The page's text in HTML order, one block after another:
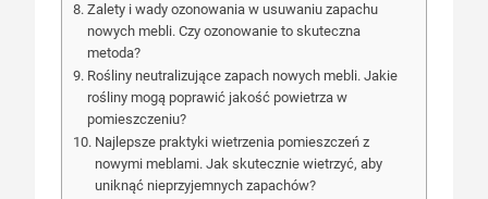
Zalety i wady ozonowania w usuwaniu zapachu
nowych mebli. Czy ozonowanie to skuteczna
metoda?
Rośliny neutralizujące zapach nowych mebli. Jakie
rośliny mogą poprawić jakość powietrza w
pomieszczeniu?
Najlepsze praktyki wietrzenia pomieszczeń z
nowymi meblami. Jak skutecznie wietrzyć, aby
uniknąć nieprzyjemnych zapachów?